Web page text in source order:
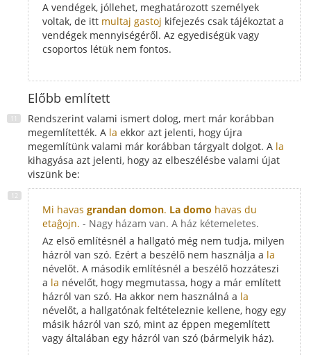
A vendégek, jóllehet, meghatározott személyek
voltak, de itt multaj gastoj kifejezés csak tájékoztat a
vendégek mennyiségéről. Az egyediségük vagy
csoportos létük nem fontos.
Előbb említett
Rendszerint valami ismert dolog, mert már korábban
megemlítették. A la ekkor azt jelenti, hogy újra
megemlítünk valami már korábban tárgyalt dolgot. A la
kihagyása azt jelenti, hogy az elbeszélésbe valami újat
viszünk be:
Mi havas grandan domon. La domo havas du
etaĝojn. - Nagy házam van. A ház kétemeletes.
Az első említésnél a hallgató még nem tudja, milyen
házról van szó. Ezért a beszélő nem használja a la
névelőt. A második említésnél a beszélő hozzáteszi
a la névelőt, hogy megmutassa, hogy a már említett
házról van szó. Ha akkor nem használná a la
névelőt, a hallgatónak feltételeznie kellene, hogy egy
másik házról van szó, mint az éppen megemlített
vagy általában egy házról van szó (bármelyik ház).